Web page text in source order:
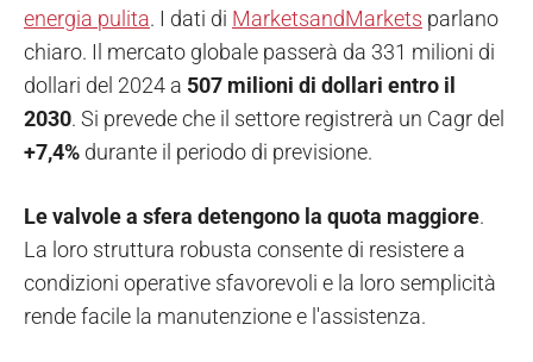
energia pulita. I dati di MarketsandMarkets parlano
chiaro. Il mercato globale passerà da 331 milioni di
dollari del 2024 a 507 milioni di dollari entro il
2030. Si prevede che il settore registrerà un Cagr del
+7,4% durante il periodo di previsione.
Le valvole a sfera detengono la quota maggiore.
La loro struttura robusta consente di resistere a
condizioni operative sfavorevoli e la loro semplicità
rende facile la manutenzione e l'assistenza.